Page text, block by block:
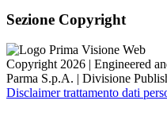
Sezione Copyright
Copyright 2026 | Engineered
Parma S.p.A. | Divisione
Disclaimer trattamento dati